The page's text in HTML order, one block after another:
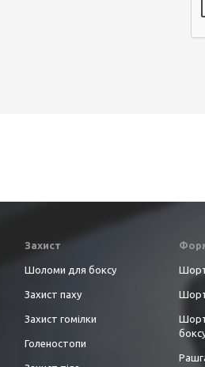
Захист
Шоломи для боксу
Захист паху
Захист гомілки
Голеностопи